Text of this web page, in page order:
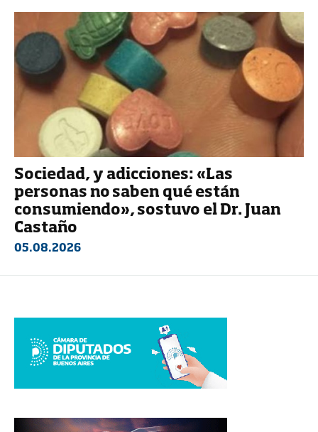
Sociedad, y adicciones: «Las
personas no saben qué están
consumiendo», sostuvo el Dr. Juan
Castaño
05.08.2026